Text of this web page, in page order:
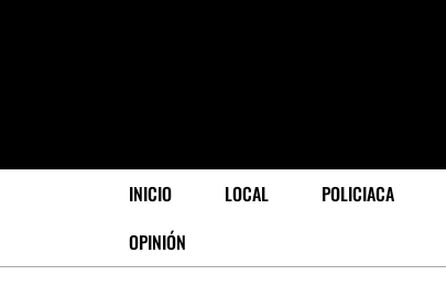
INICIO LOCAL POLICIACA
OPINIÓN